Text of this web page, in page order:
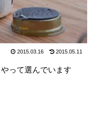
2015.03.16 2015.05.11
って選んでいます